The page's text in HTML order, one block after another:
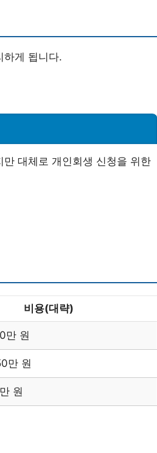
하게 됩니다.
대체로 개인회생 신청을 위한
비용(대략)
만 원
만 원
원